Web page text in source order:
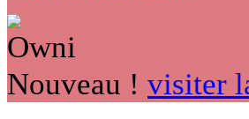
Nouveau ! visiter